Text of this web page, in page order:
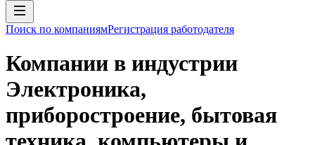
Поиск по компаниямРегистрация работодателя
Компании в индустрии
Электроника,
приборостроение, бытовая